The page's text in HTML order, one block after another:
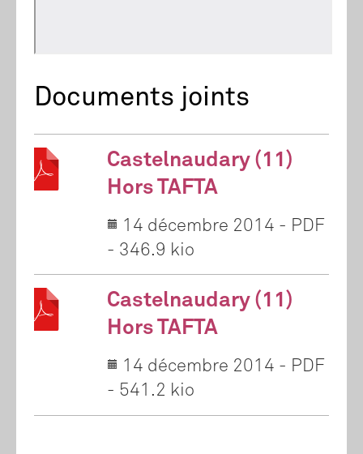
Documents joints
Castelnaudary (11)
Hors TAFTA
14 décembre 2014 - PDF
- 346.9 kio
Castelnaudary (11)
Hors TAFTA
14 décembre 2014 - PDF
- 541.2 kio